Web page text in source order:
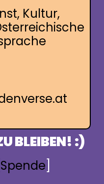
Kultur,
BLEIBEN! :)
Spende